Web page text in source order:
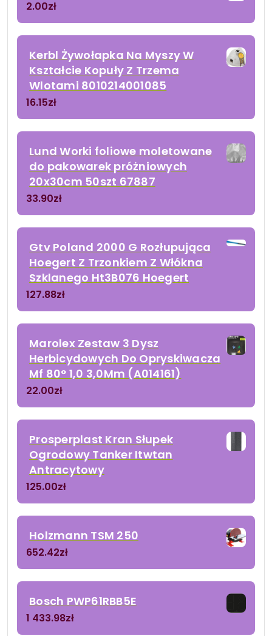
2.00zł
Kerbl Żywołapka Na Myszy W
Kształcie Kopuły Z Trzema
Wlotami 8010214001085
16.15zł
Lund Worki foliowe moletowane
do pakowarek próżniowych
20x30cm 50szt 67887
33.90zł
Gtv Poland 2000 G Rozłupująca
Hoegert Z Trzonkiem Z Włókna
Szklanego Ht3B076 Hoegert
127.88zł
Marolex Zestaw 3 Dysz
Herbicydowych Do Opryskiwacza
Mf 80° 1,0 3,0Mm (A014161)
22.00zł
Prosperplast Kran Słupek
Ogrodowy Tanker Itwtan
Antracytowy
125.00zł
Holzmann TSM 250
652.42zł
Bosch PWP61RBB5E
1 433.98zł